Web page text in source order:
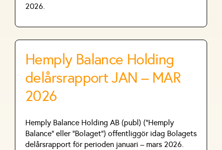
2026.
Hemply Balance Holding
delårsrapport JAN – MAR
2026
Hemply Balance Holding AB (publ) (”Hemply
Balance” eller ”Bolaget”) offentliggör idag Bolagets
delårsrapport för perioden januari – mars 2026.